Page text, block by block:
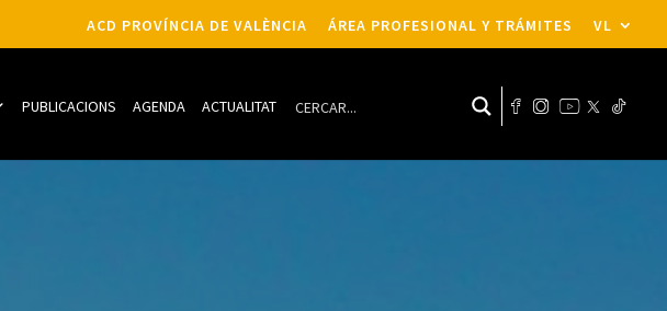
ACD PROVÍNCIA DE VALÈNCIA ÁREA PROFESIONAL Y TRÁMITES VL
PUBLICACIONS AGENDA ACTUALITAT